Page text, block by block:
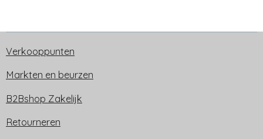
Verkooppunten
Markten en beurzen
B2Bshop Zakelijk
Retourneren